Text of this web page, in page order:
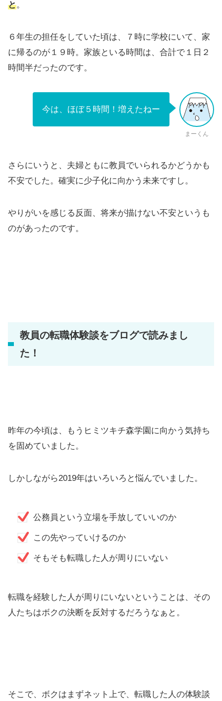
と。
６年生の担任をしていた頃は、７時に学校にいて、家
に帰るのが１９時。家族といる時間は、合計で１日２
時間半だったのです。
今は、ほぼ５時間！増えたねー
まーくん
さらにいうと、夫婦ともに教員でいられるかどうかも
不安でした。確実に少子化に向かう未来ですし。
やりがいを感じる反面、将来が描けない不安というも
のがあったのです。
教員の転職体験談をブログで読みまし
た！
昨年の今頃は、もうヒミツキチ森学園に向かう気持ち
を固めていました。
しかしながら2019年はいろいろと悩んでいました。
公務員という立場を手放していいのか
この先やっていけるのか
そもそも転職した人が周りにいない
転職を経験した人が周りにいないということは、その
人たちはボクの決断を反対するだろうなぁと。
そこで、ボクはまずネット上で、転職した人の体験談